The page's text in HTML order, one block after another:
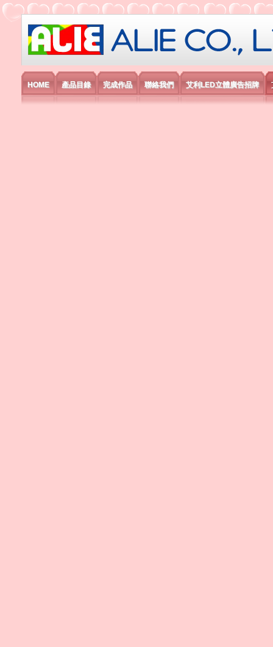
艾利國際電子有限公司
HOME 產品目錄 完成作品 聯絡我們 艾利LED立體廣告招牌